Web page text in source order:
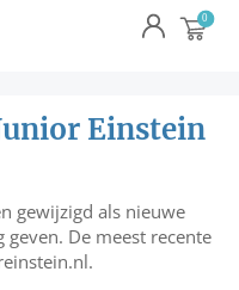
Einstein
gewijzigd als nieuwe
De meest recente